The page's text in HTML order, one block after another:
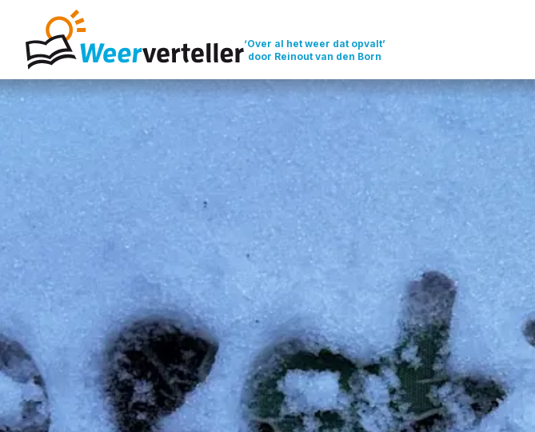
‘Over al het weer dat opvalt’
door Reinout van den Born